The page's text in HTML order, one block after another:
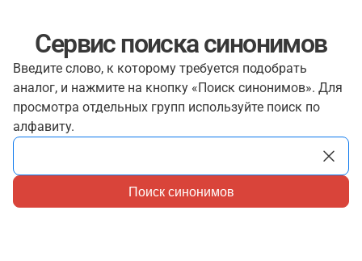
Сервис поиска синонимов
Введите слово, к которому требуется подобрать
аналог, и нажмите на кнопку «Поиск синонимов». Для
просмотра отдельных групп используйте поиск по
алфавиту.
Поиск синонимов